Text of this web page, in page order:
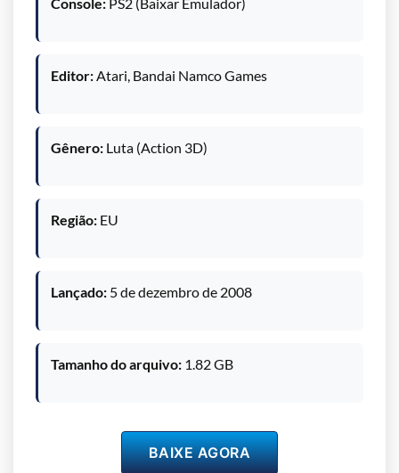
Editor:Atari, Bandai Namco Games
Gênero: Luta (Action 3D)
Região: EU
Lançado: 5 de dezembro de 2008
Tamanho do arquivo: 1.82 GB
BAIXE AGORA